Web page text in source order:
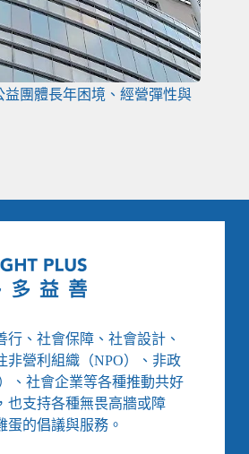
團體長年困境、經營彈性與
行、社會保障、社會設計、
非營利組織（NPO）、非政
、社會企業等各種推動共好
也支持各種無畏高牆或障
蛋的倡議與服務。